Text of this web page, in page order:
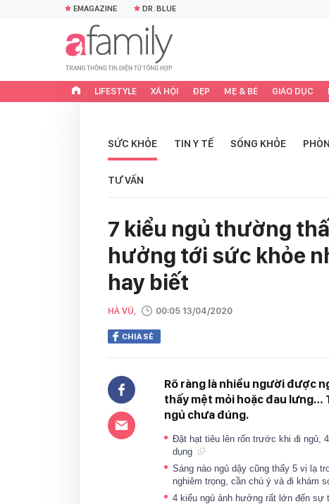
EMAGAZINE DR. BLUE
LIFESTYLE XÃ HỘI ĐẸP MẸ & BÉ GIÁO DỤC
SỨC KHỎE TIN Y TẾ SỐNG KHỎE
TƯ VẤN
7 kiểu ngủ thường
hưởng tới sức khỏe
hay biết
HÀ VŨ, 00:05 13/04/2020
CHIA SẺ
Rõ ràng là nhiều người được
thấy mệt mỏi hoặc đau lưng…
ngủ chưa đúng.
Đặt hạt tiêu lên rốn trước khi đi ngủ,
dụng
Sáng nào ngủ dậy cũng thấy 5 vị lạ
nghiêm trọng, cần chú ý và đi khám
4 kiểu ngủ ảnh hưởng rất lớn đến sự